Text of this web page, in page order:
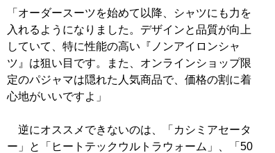
「オーダースーツを始めて以降、シャツにも力を
入れるようになりました。デザインと品質が向上
していて、特に性能の高い『ノンアイロンシャ
ツ』は狙い目です。また、オンラインショップ限
定のパジャマは隠れた人気商品で、価格の割に着
心地がいいですよ」
逆にオススメできないのは、「カシミアセータ
ー」と「ヒートテックウルトラウォーム」、「50